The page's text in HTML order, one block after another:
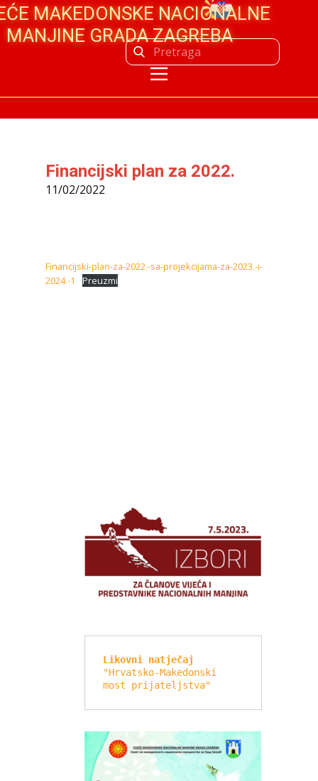
MAKEDONSKE NACIONALNE
MANJINE GRADA ZAGREBA
Financijski plan za 2022.
11/02/2022
Financijski-plan-za-2022.-sa-projekcijama-za-2023.-i-
2024.-1
Preuzmi
Likovni natječaj
"Hrvatsko-Makedonski
most prijateljstva"